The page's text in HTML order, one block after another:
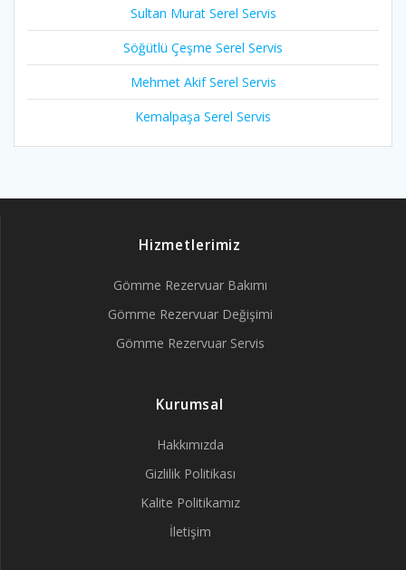
Sultan Murat Serel Servis
Söğütlü Çeşme Serel Servis
Mehmet Akif Serel Servis
Kemalpaşa Serel Servis
Hizmetlerimiz
Gömme Rezervuar Bakımı
Gömme Rezervuar Değişimi
Gömme Rezervuar Servis
Kurumsal
Hakkımızda
Gizlilik Politikası
Kalite Politikamız
İletişim